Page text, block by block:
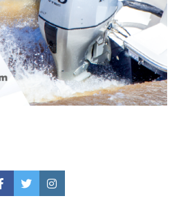
FacebookTwitterInstagram